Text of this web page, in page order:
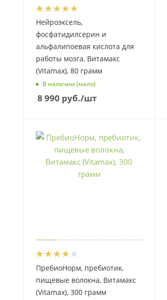
Нейроэксель,
фосфатидилсерин и
альфалипоевая кислота для
работы мозга, Витамакс
(Vitamax), 80 грамм
В наличии (мало)
8 990 руб./шт
ПребиоНорм, пребиотик,
пищевые волокна, Витамакс
(Vitamax), 300 грамм